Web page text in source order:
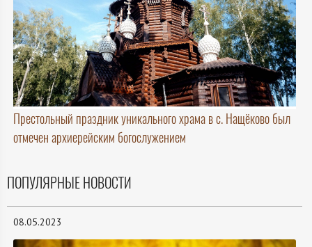
Престольный праздник уникального храма в с. Нащёково был
отмечен архиерейским богослужением
ПОПУЛЯРНЫЕ НОВОСТИ
08.05.2023